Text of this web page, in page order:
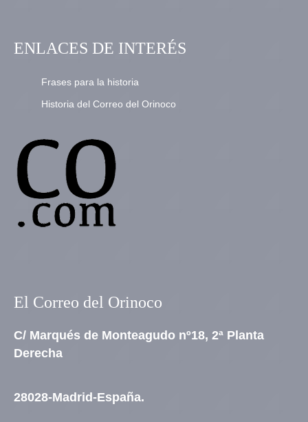
ENLACES DE INTERÉS
Frases para la historia
Historia del Correo del Orinoco
El Correo del Orinoco
C/ Marqués de Monteagudo nº18, 2ª Planta
Derecha
28028-Madrid-España.